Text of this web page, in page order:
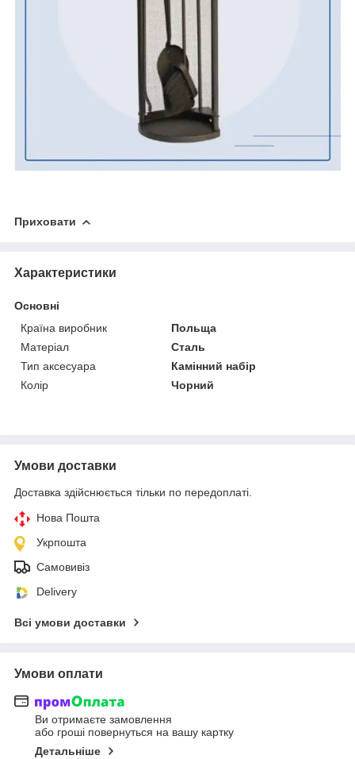
Приховати
Характеристики
Основні
Країна виробник
Польща
Матеріал
Сталь
Тип аксесуара
Камінний набір
Колір
Чорний
Умови доставки
Доставка здійснюється тільки по передоплаті.
Нова Пошта
Укрпошта
Самовивіз
Delivery
Всі умови доставки
Умови оплати
Ви отримаєте замовлення
або гроші повернуться на вашу картку
Детальніше